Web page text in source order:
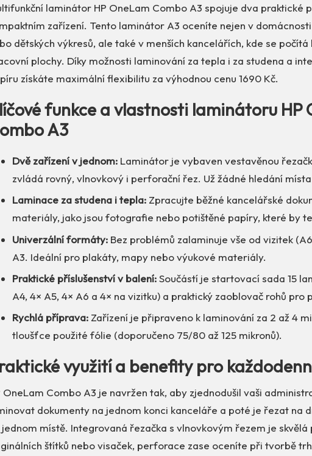
laminátor HP OneLam Combo A3 spojuje dva praktické
zařízení. Tento laminátor A3 oceníte nejen v
dětských výkresů, ale také v menších kancelářích, kde se
plochy. Díky možnosti laminování za tepla i za studena a
získáte maximální flexibilitu za výhodnou cenu 1690 Kč.
funkce a vlastnosti laminátoru HP
A3
Dvě zařízení v jednom: Laminátor je vybaven vestavěnou
zvládá rovný, vlnovkový i perforační řez. Už žádné hledání
Laminace za studena i tepla: Zpracujte běžné kancelářské
materiály, jako jsou fotografie nebo potištěné papíry, které by
Univerzální formáty: Bez problémů zalaminuje vše od vizitek
A3. Ideální pro plakáty, mapy nebo výukové materiály.
Praktické příslušenství v balení:Součástí je startovací sada 15
A4, 4× A5, 4× A6 a 4× na vizitku) a praktický zaoblovač rohů pro
Rychlá příprava: Zařízení je připraveno k laminování za 2 až 4
tloušťce použité fólie (doporučeno 75/80 až 125 mikronů).
využití a benefity pro
OneLam Combo A3 je navržen tak, aby zjednodušil vaši
dokumenty na jednom konci kanceláře a poté je řezat na
jednom místě. Integrovaná řezačka s vlnovkovým řezem je skvělá
štítků nebo visaček, perforace zase oceníte při tvorbě